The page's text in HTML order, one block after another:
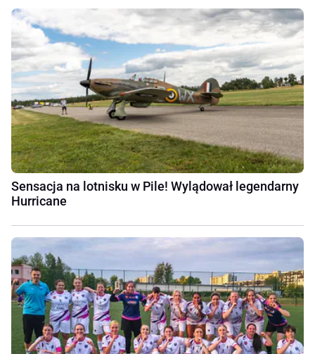
Sensacja na lotnisku w Pile! Wylądował legendarny
Hurricane